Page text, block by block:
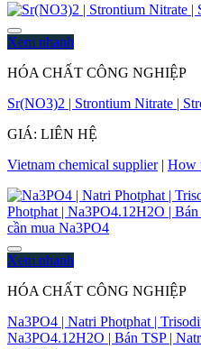
Xem nhanh
HÓA CHẤT CÔNG NGHIỆP
Sr(NO3)2 | Strontium Nitrate |
GIÁ: LIÊN HỆ
Vietnam chemical supplier| How
Xem nhanh
HÓA CHẤT CÔNG NGHIỆP
Na3PO4 | Natri Photphat |
Na3PO4.12H2O | Bán TSP |